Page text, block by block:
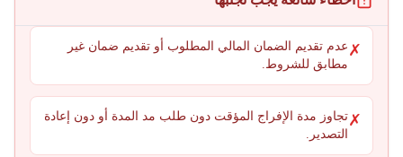
✗ عدم تقديم الضمان المالي المطلوب أو تقديم ضمان غير
مطابق للشروط.
✗تجاوز مدة الإفراج المؤقت دون طلب مد المدة أو دون إعادة
التصدير.